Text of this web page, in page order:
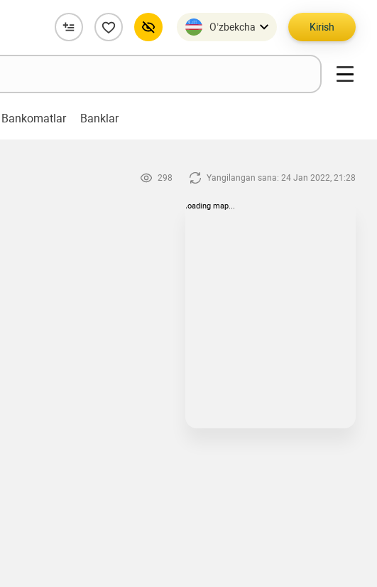
O’zbekcha Kirish
Bankomatlar Banklar
298 Yangilangan sana: 24 Jan 2022, 21:28
loading map...